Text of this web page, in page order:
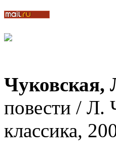
Чуковская,
повести / Л.
классика,